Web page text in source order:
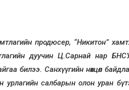
продюсер, “Никитон”
дуучин Ц.Сарнай нар
билээ.Санхүүгийн нөхцөл
урлагийн салбарын олон уран